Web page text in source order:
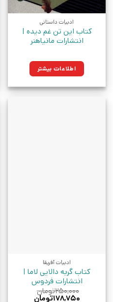
ادبیات داستانی
کتاب این تن غم دیده |
انتشارات مانیاهنر
اطلاعات بیشتر
ادبیات آفریقا
کتاب گربه دالایی لاما |
انتشارات فردوس
۲۵۰,۰۰۰تومان
قیمت
۱۷۸,۷۵۰تومان